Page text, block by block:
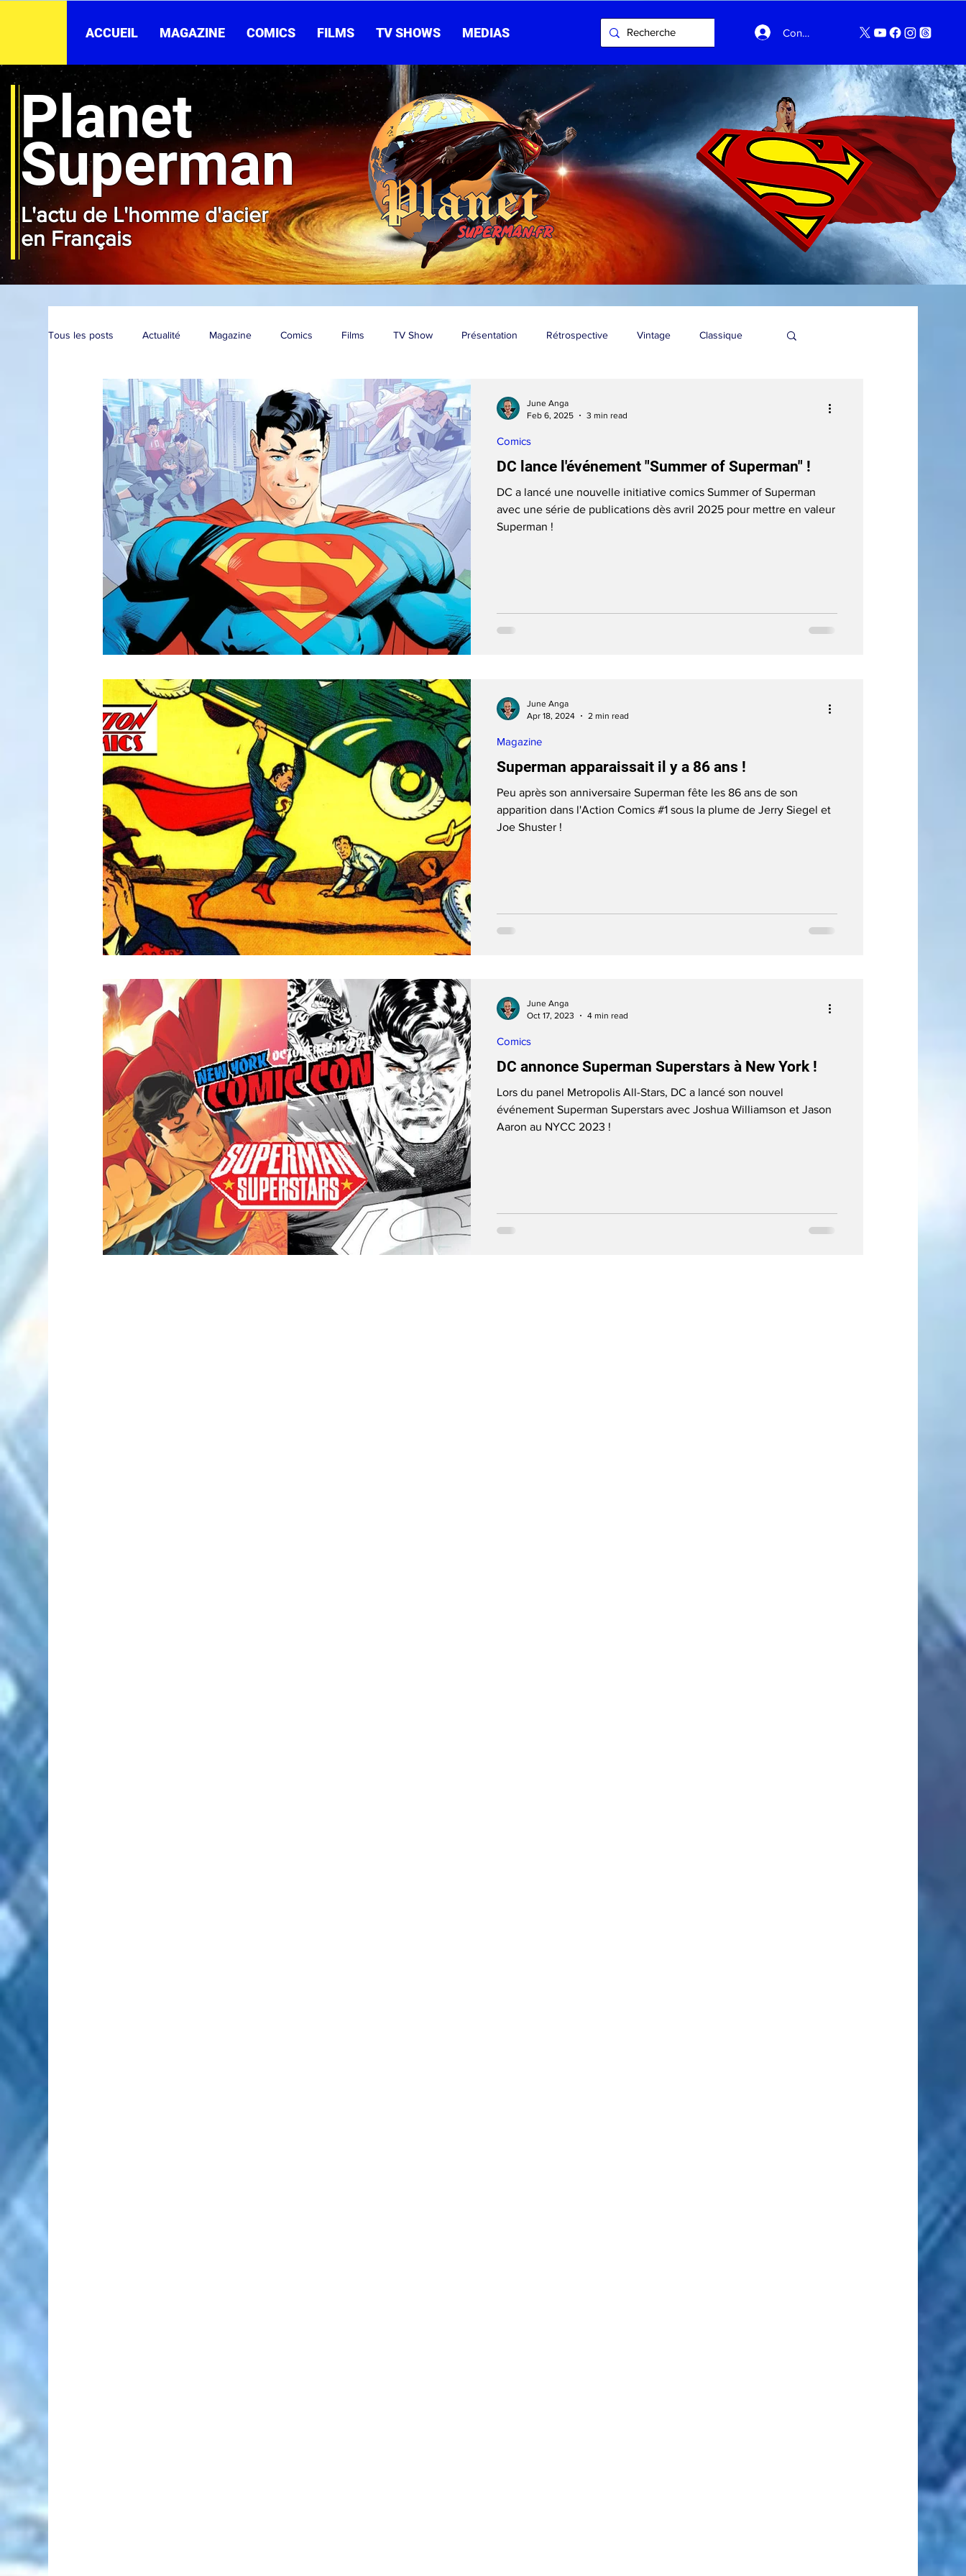
ACCUEIL MAGAZINE COMICS FILMS TV SHOWS MEDIAS Connexion
Planet
Superman
L'actu de L'homme d'acier
en Français
Tous les posts Actualité Magazine Comics Films TV Show Présentation Rétrospective Vintage Classique
Collection Convention Brèves Live Superman
DC lance l'événement "Summer of Superman" !
DC a lancé une nouvelle initiative comics Summer of Superman
avec une série de publications dès avril 2025 pour mettre en valeur
Superman !
Comics
June Anga
Feb 6, 2025
3 min read
Superman apparaissait il y a 86 ans !
Peu après son anniversaire Superman fête les 86 ans de son
apparition dans l'Action Comics #1 sous la plume de Jerry Siegel et
Joe Shuster !
Magazine
June Anga
Apr 18, 2024
2 min read
DC annonce Superman Superstars à New York !
Lors du panel Metropolis All-Stars, DC a lancé son nouvel
événement Superman Superstars avec Joshua Williamson et Jason
Aaron au NYCC 2023 !
Comics
June Anga
Oct 17, 2023
4 min read